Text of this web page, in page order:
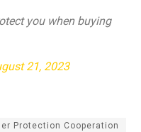
you when buying
21, 2023
Protection Cooperation